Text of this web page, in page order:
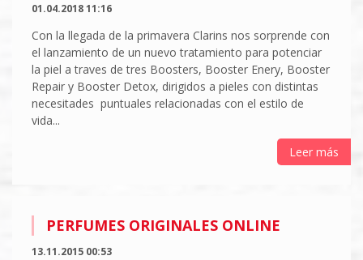
01.04.2018 11:16
Con la llegada de la primavera Clarins nos sorprende con
el lanzamiento de un nuevo tratamiento para potenciar
la piel a traves de tres Boosters, Booster Enery, Booster
Repair y Booster Detox, dirigidos a pieles con distintas
necesitades puntuales relacionadas con el estilo de
vida...
Leer más
PERFUMES ORIGINALES ONLINE
13.11.2015 00:53